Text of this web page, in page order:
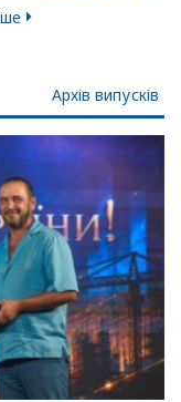
Архів випусків